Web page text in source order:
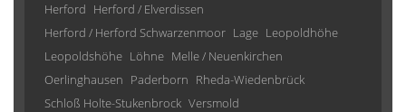
Herford Herford / Elverdissen
Herford / Herford Schwarzenmoor Lage Leopoldhöhe
Leopoldshöhe Löhne Melle / Neuenkirchen
Oerlinghausen Paderborn Rheda-Wiedenbrück
Schloß Holte-Stukenbrock Versmold